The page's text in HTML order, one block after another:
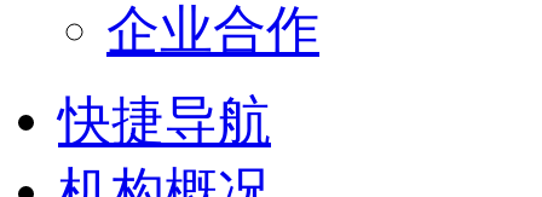
企业合作
快捷导航